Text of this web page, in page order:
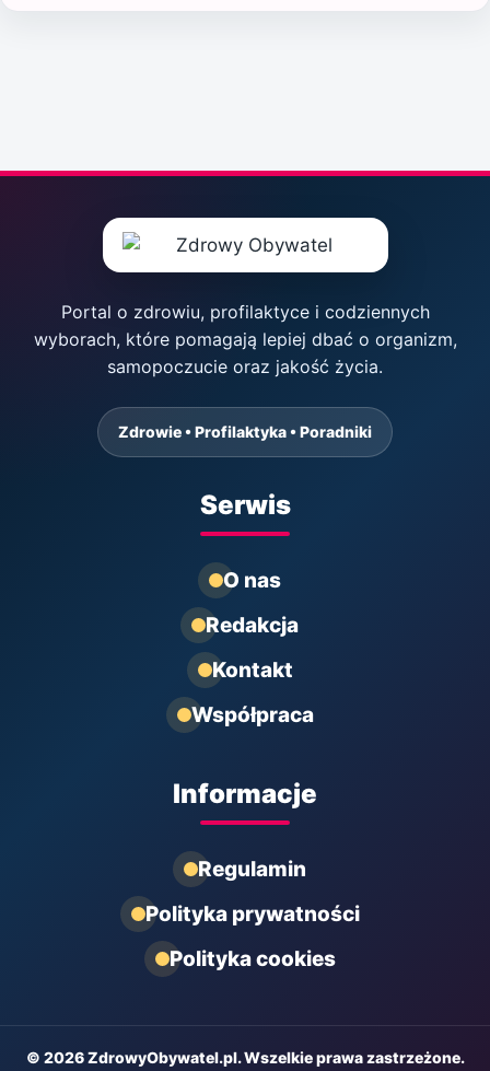
Portal o zdrowiu, profilaktyce i codziennych
wyborach, które pomagają lepiej dbać o organizm,
samopoczucie oraz jakość życia.
Zdrowie • Profilaktyka • Poradniki
Serwis
O nas
Redakcja
Kontakt
Współpraca
Informacje
Regulamin
Polityka prywatności
Polityka cookies
© 2026 ZdrowyObywatel.pl. Wszelkie prawa zastrzeżone.